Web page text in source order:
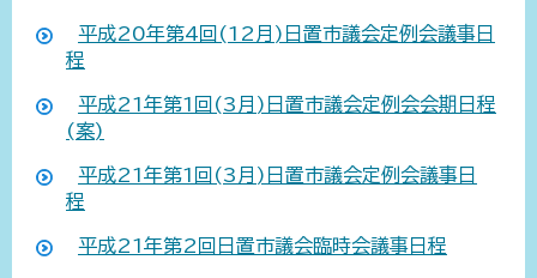
平成20年第4回(12月)日置市議会定例会議事日
程
平成21年第1回(3月)日置市議会定例会会期日程
(案)
平成21年第1回(3月)日置市議会定例会議事日
程
平成21年第2回日置市議会臨時会議事日程